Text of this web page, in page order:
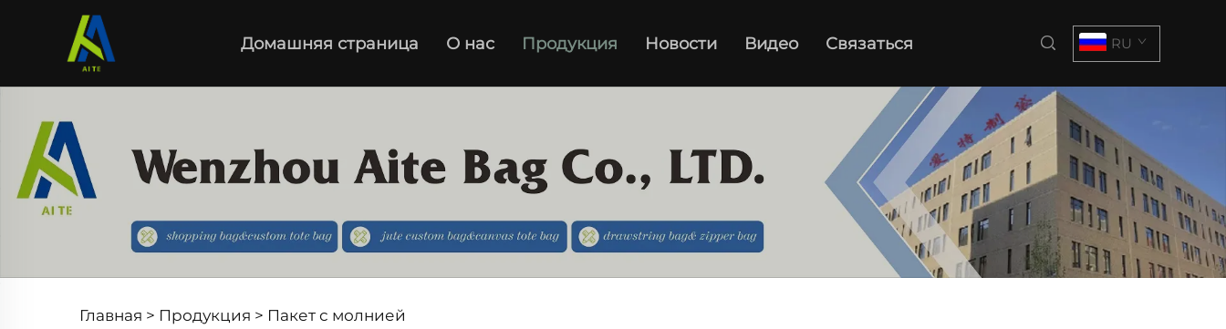
Домашняя страница О нас Продукция Новости Видео Связаться RU
Главная > Продукция > Пакет с молнией